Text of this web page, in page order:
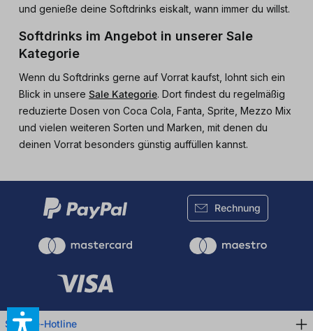
und genieße deine Softdrinks eiskalt, wann immer du willst.
Softdrinks im Angebot in unserer Sale
Kategorie
Wenn du Softdrinks gerne auf Vorrat kaufst, lohnt sich ein
Blick in unsere Sale Kategorie. Dort findest du regelmäßig
reduzierte Dosen von Coca Cola, Fanta, Sprite, Mezzo Mix
und vielen weiteren Sorten und Marken, mit denen du
deinen Vorrat besonders günstig auffüllen kannst.
Rechnung
Service-Hotline